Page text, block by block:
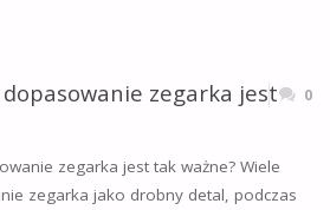
zegarka jest
0
zegarka jest tak ważne? Wiele
zegarka jako drobny detal, podczas